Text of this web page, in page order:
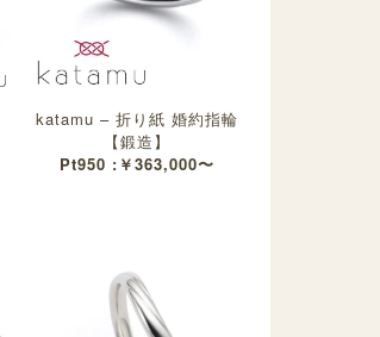
katamu – 折り紙 婚約指輪
【鍛造】
Pt950 :￥363,000〜